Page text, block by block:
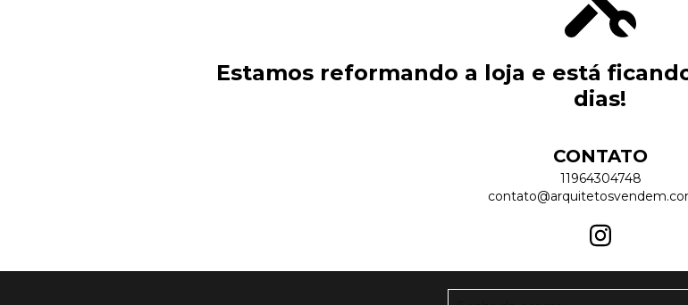
Estamos reformando a loja e está
dias!
CONTATO
11964304748